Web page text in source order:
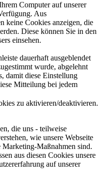
Computer auf unserer
Aus
keine Cookies anzeigen, die
Diese können Sie in den
einsehen.
dauerhaft ausgeblendet
wurde, abgelehnt
damit diese Einstellung
Mitteilung bei jedem
zu aktivieren/deaktivieren.
die uns - teilweise
wie unsere Webseite
Maßnahmen sind.
aus diesen Cookies unsere
auf unserer